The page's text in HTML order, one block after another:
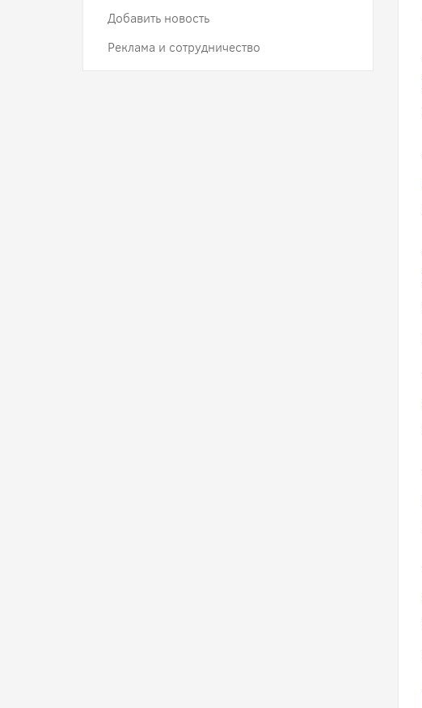
Добавить новость
Реклама и сотрудничество